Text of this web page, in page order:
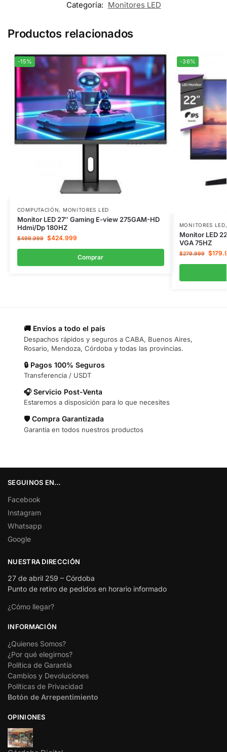
Categoría: Monitores LED
Productos relacionados
-15%
COMPUTACIÓN, MONITORES LED
Monitor LED 27″ Gaming E-view 275GAM-HD
Hdmi/Dp 180HZ
$499.999 $424.999
Comprar
-36%
MONITORES LED
Monitor LED
VGA 75HZ
$279.999 $
🚚 Envíos a todo el país
Despachos rápidos y seguros a CABA, Buenos Aires,
Rosario, Mendoza, Córdoba y todas las provincias.
🔒 Pagos 100% Seguros
Transferencia / USDT
🎧 Servicio Post-Venta
Estaremos a disposición para lo que necesites
🛡️ Compra Garantizada
Garantía en todos nuestros productos
SEGUINOS EN…
Facebook
Instagram
Whatsapp
Google
NUESTRA DIRECCIÓN
27 de abril 259 – Córdoba
Punto de retiro de pedidos en horario informado
¿Cómo llegar?
INFORMACIÓN
¿Quienes Somos?
¿Por qué elegirnos?
Política de Garantía
Cambios y Devoluciones
Políticas de Privacidad
Botón de Arrepentimiento
OPINIONES